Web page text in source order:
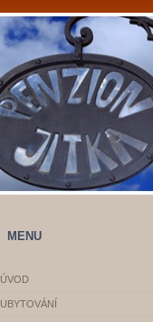
MENU
ÚVOD
UBYTOVÁNÍ